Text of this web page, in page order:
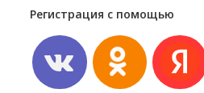
Регистрация с помощью